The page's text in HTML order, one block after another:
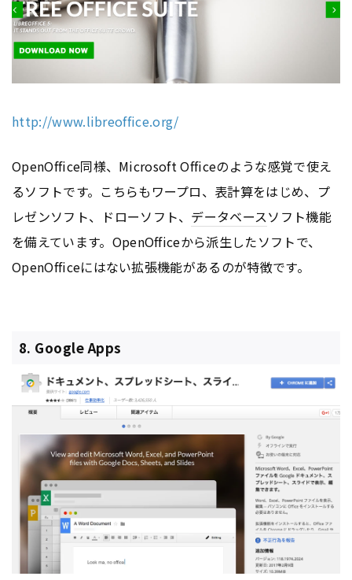
http://www.libreoffice.org/
OpenOffice同様、Microsoft Officeのような感覚で使え
るソフトです。こちらもワープロ、表計算をはじめ、プ
レゼンソフト、ドローソフト、 データベースソフト機能
を備えています。OpenOfficeから派生したソフトで、
OpenOfficeにはない拡張機能があるのが特徴です。
8. Google Apps